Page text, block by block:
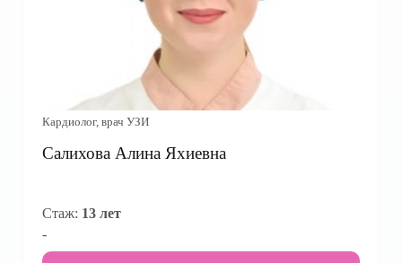
Кардиолог, врач УЗИ
Салихова Алина Яхиевна
Стаж: 13 лет
-